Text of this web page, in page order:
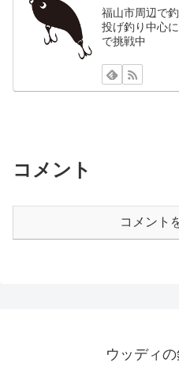
福山市周辺で
投げ釣り中心
で挑戦中
コメント
コメント
ウッディ